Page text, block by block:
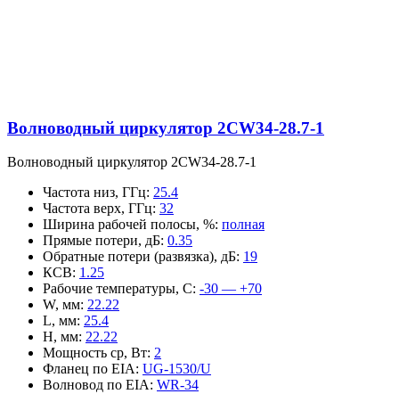
Волноводный циркулятор 2CW34-28.7-1
Волноводный циркулятор 2CW34-28.7-1
Частота низ, ГГц: 25.4
Частота верх, ГГц: 32
Ширина рабочей полосы, %: полная
Прямые потери, дБ: 0.35
Обратные потери (развязка), дБ: 19
КСВ: 1.25
Рабочие температуры, С: -30 — +70
W, мм: 22.22
L, мм: 25.4
H, мм: 22.22
Мощность ср, Вт: 2
Фланец по EIA: UG-1530/U
Волновод по EIA: WR-34